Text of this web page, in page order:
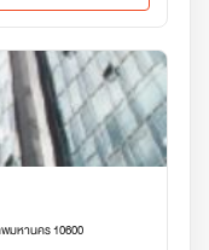
พมหานคร 10600